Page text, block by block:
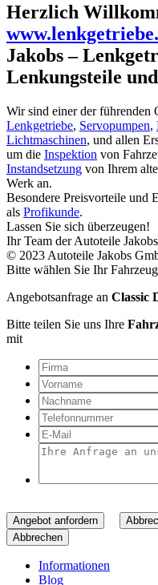
Herzlich
Jakobs –
Lenkungsteile
Wir sind einer der führenden
Lenkgetriebe, Servopumpen,
Lichtmaschinen, und allen
um die Inspektion von
Instandsetzung von Ihrem
Werk an.
Besondere Preisvorteile und
als Profikunde.
Lassen Sie sich überzeugen!
Ihr Team der Autoteile
© 2023 Autoteile Jakobs
Bitte wählen Sie Ihr
Angebotsanfrage an Classic
Bitte teilen Sie uns Ihre
mit
Angebot anfordern
Abbrechen
Informationen
Blog